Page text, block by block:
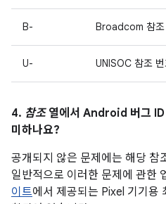
B- Broadcom 참조
U- UNISOC 참조
4. 참조열에서 Android 버그 ID
미하나요?
공개되지 않은 문제에는 해당 참
일반적으로 이러한 문제에 관한
이트에서 제공되는 Pixel 기기용